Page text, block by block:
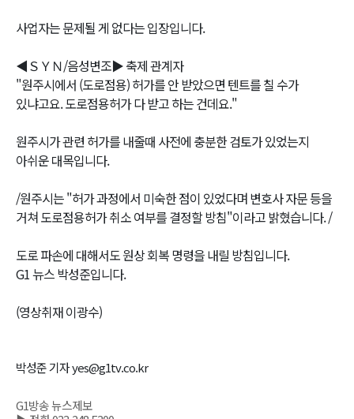
사업자는 문제될 게 없다는 입장입니다.
◀ＳＹＮ/음성변조▶ 축제 관계자
"원주시에서 (도로점용) 허가를 안 받았으면 텐트를 칠 수가
있냐고요. 도로점용허가 다 받고 하는 건데요."
원주시가 관련 허가를 내줄때 사전에 충분한 검토가 있었는지
아쉬운 대목입니다.
/원주시는 "허가 과정에서 미숙한 점이 있었다며 변호사 자문 등을
거쳐 도로점용허가 취소 여부를 결정할 방침"이라고 밝혔습니다. /
도로 파손에 대해서도 원상 회복 명령을 내릴 방침입니다.
G1 뉴스 박성준입니다.
(영상취재 이광수)
박성준 기자 yes@g1tv.co.kr
G1방송 뉴스제보